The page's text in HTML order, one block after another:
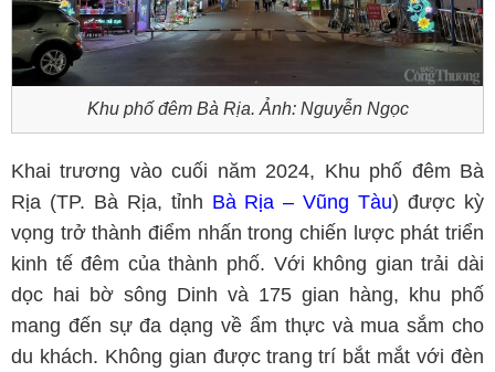
Khu phố đêm Bà Rịa. Ảnh: Nguyễn Ngọc
Khai trương vào cuối năm 2024, Khu phố đêm Bà
Rịa (TP. Bà Rịa, tỉnh Bà Rịa – Vũng Tàu) được kỳ
vọng trở thành điểm nhấn trong chiến lược phát triển
kinh tế đêm của thành phố. Với không gian trải dài
dọc hai bờ sông Dinh và 175 gian hàng, khu phố
mang đến sự đa dạng về ẩm thực và mua sắm cho
du khách. Không gian được trang trí bắt mắt với đèn